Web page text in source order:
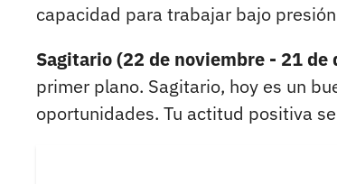
capacidad para trabajar bajo
Sagitario (22 de noviembre - 21 de
primer plano. Sagitario, hoy es un
oportunidades. Tu actitud positiva